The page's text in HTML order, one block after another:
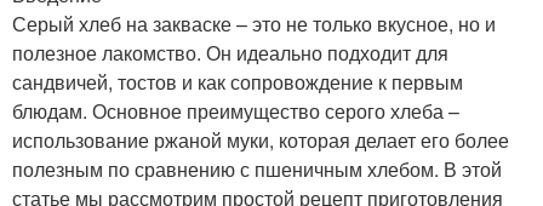
Серый хлеб на закваске – это не только вкусное, но и
полезное лакомство. Он идеально подходит для
сандвичей, тостов и как сопровождение к первым
блюдам. Основное преимущество серого хлеба –
использование ржаной муки, которая делает его более
полезным по сравнению с пшеничным хлебом. В этой
статье мы рассмотрим простой рецепт приготовления